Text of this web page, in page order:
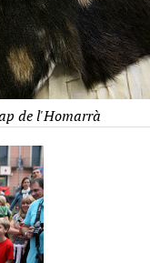
de l'Homarrà